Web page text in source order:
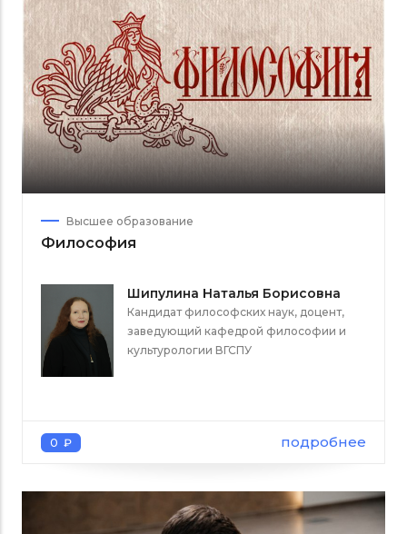
Высшее образование
Философия
Шипулина Наталья Борисовна
Кандидат философских наук, доцент,
заведующий кафедрой философии и
культурологии ВГСПУ
0 ₽ подробнее